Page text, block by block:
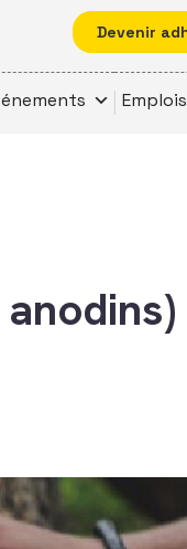
Devenir